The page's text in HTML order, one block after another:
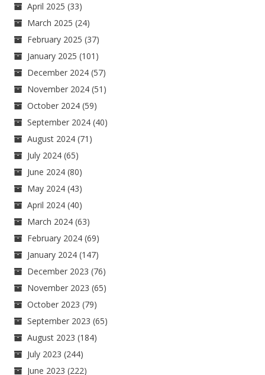
April 2025 (33)
March 2025 (24)
February 2025 (37)
January 2025 (101)
December 2024 (57)
November 2024 (51)
October 2024 (59)
September 2024 (40)
August 2024 (71)
July 2024 (65)
June 2024 (80)
May 2024 (43)
April 2024 (40)
March 2024 (63)
February 2024 (69)
January 2024 (147)
December 2023 (76)
November 2023 (65)
October 2023 (79)
September 2023 (65)
August 2023 (184)
July 2023 (244)
June 2023 (222)